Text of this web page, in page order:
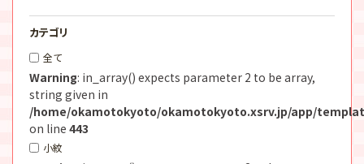
カテゴリ
全て
Warning: in_array() expects parameter 2 to be array,
string given in
/home/okamotokyoto/okamotokyoto.xsrv.jp/app/
on line 443
小紋